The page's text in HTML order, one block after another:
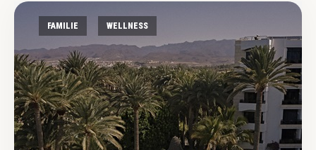
FAMILIE WELLNESS